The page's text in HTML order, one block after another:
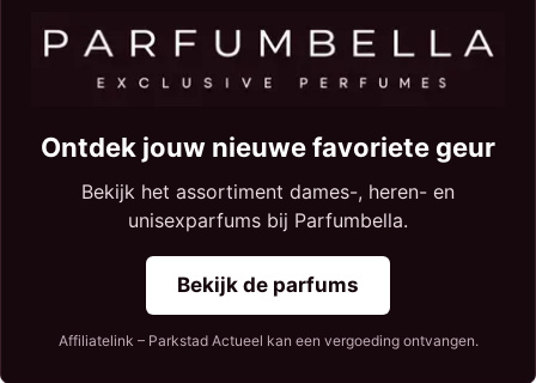
Ontdek jouw nieuwe favoriete geur
Bekijk het assortiment dames-, heren- en
unisexparfums bij Parfumbella.
Bekijk de parfums
Affiliatelink – Parkstad Actueel kan een vergoeding ontvangen.